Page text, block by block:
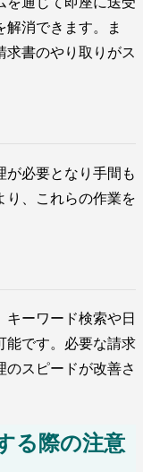
消できます。ま
求書のやり取りがス
が必要となり手間も
り、これらの作業を
ーワード検索や日
能です。必要な請求
のスピードが改善さ
る際の注意